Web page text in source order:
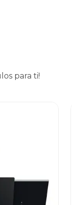
para ti!